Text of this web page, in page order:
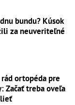
bundu? Kúsok
za neuveriteľné
ortopéda pre
Začať treba oveľa